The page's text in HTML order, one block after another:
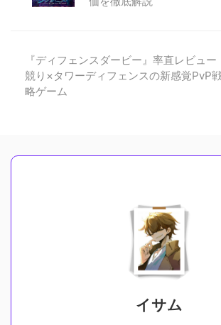
『ディフェンスダービー』率直レビュー
競り×タワーディフェンスの新感覚PvP
略ゲーム
イサム